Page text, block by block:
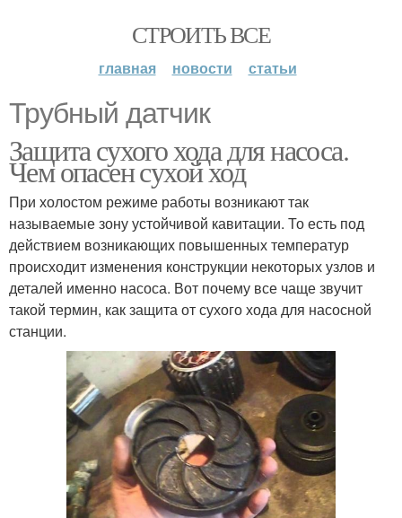
СТРОИТЬ ВСЕ
главная новости статьи
Трубный датчик
Защита сухого хода для насоса.
Чем опасен сухой ход
При холостом режиме работы возникают так
называемые зону устойчивой кавитации. То есть под
действием возникающих повышенных температур
происходит изменения конструкции некоторых узлов и
деталей именно насоса. Вот почему все чаще звучит
такой термин, как защита от сухого хода для насосной
станции.